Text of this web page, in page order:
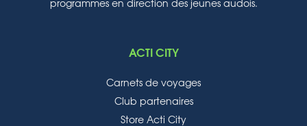
programmes en direction des jeunes audois.
ACTI CITY
Carnets de voyages
Club partenaires
Store Acti City